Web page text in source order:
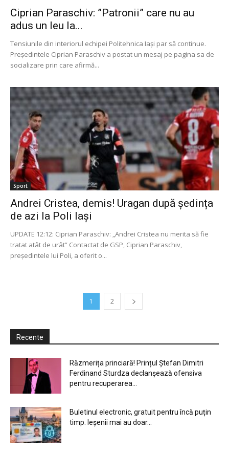
Ciprian Paraschiv: ”Patronii” care nu au
adus un leu la...
Tensiunile din interiorul echipei Politehnica Iași par să continue.
Președintele Ciprian Paraschiv a postat un mesaj pe pagina sa de
socializare prin care afirmă...
Sport
Andrei Cristea, demis! Uragan după ședința
de azi la Poli Iași
UPDATE 12:12: Ciprian Paraschiv: „Andrei Cristea nu merita să fie
tratat atât de urât” Contactat de GSP, Ciprian Paraschiv,
președintele lui Poli, a oferit o...
1 2
Recente
Răzmerița princiară! Prințul Ștefan Dimitri
Ferdinand Sturdza declanșează ofensiva
pentru recuperarea...
Buletinul electronic, gratuit pentru încă puțin
timp. Ieșenii mai au doar...